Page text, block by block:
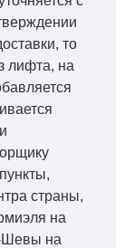
то
лифта, на
страны,
на
Шевы на